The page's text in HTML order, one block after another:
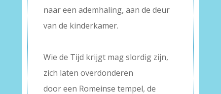
naar een ademhaling, aan de deur
van de kinderkamer.
Wie de Tijd krijgt mag slordig zijn,
zich laten overdonderen
door een Romeinse tempel, de